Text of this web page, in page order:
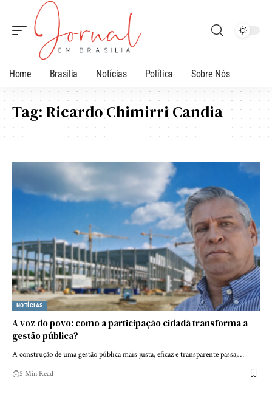
Home Brasilia Notícias Política Sobre Nós
Tag:Ricardo Chimirri Candia
NOTÍCIAS
A voz do povo: como a participação cidadã transforma a
gestão pública?
A construção de uma gestão pública mais justa, eficaz e transparente passa,…
5 Min Read